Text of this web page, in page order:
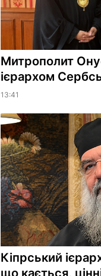
Митрополит
ієрархом
13:41
Кіпрський
що кається,